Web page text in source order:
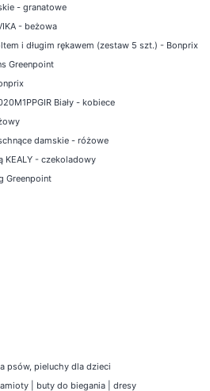
- granatowe
- beżowa
i długim rękawem (zestaw 5 szt.) - Bonprix
Greenpoint
Biały - kobiece
damskie - różowe
KEALY - czekoladowy
Greenpoint
psów, pieluchy dla dzieci
buty do biegania dresy